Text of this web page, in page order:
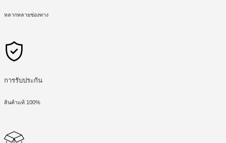
หลากหลายช่องทาง
การรับประกัน
สินค้าแท้ 100%